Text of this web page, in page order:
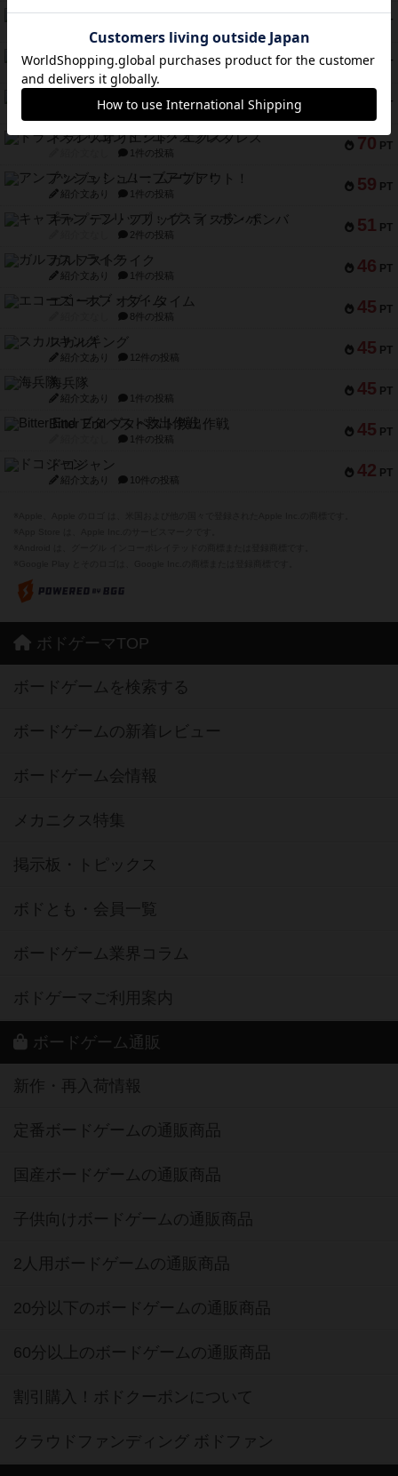
PT
ノームズ・アット・ナイト
紹介文なし 1件の投稿
76 PT
マーリン
紹介文あり 6件の投稿
PT
紹介文なし 2件の投稿
70 PT
トランスオリエント・エクスプレス
1件の投稿
59 PT
アンブッシュ！：ムーブアウト！
紹介文あり 1件の投稿
51 PT
キャプテン・フリップ：イスラ・ボンバ
2件の投稿
46 PT
ガルフストライク
紹介文あり 1件の投稿
45 PT
エコーズ・オブ・タイム
8件の投稿
45 PT
スカルキング
紹介文あり 12件の投稿
45 PT
海兵隊
紹介文あり 1件の投稿
45 PT
Bitter End ブタペスト救出作戦
1件の投稿
42 PT
ドコジャン
紹介文あり 10件の投稿
ボドゲーマTOP
ボードゲームを検索する
ボードゲームの新着レビュー
ボードゲーム会情報
メカニクス特集
掲示板・トピックス
ボドとも・会員一覧
ボードゲーム業界コラム
ボドゲーマご利用案内
ボードゲーム通販
新作・再入荷情報
定番ボードゲームの通販商品
国産ボードゲームの通販商品
子供向けボードゲームの通販商品
2人用ボードゲームの通販商品
20分以下のボードゲームの通販商品
60分以上のボードゲームの通販商品
割引購入！ボドクーポンについて
クラウドファンディング ボドファン